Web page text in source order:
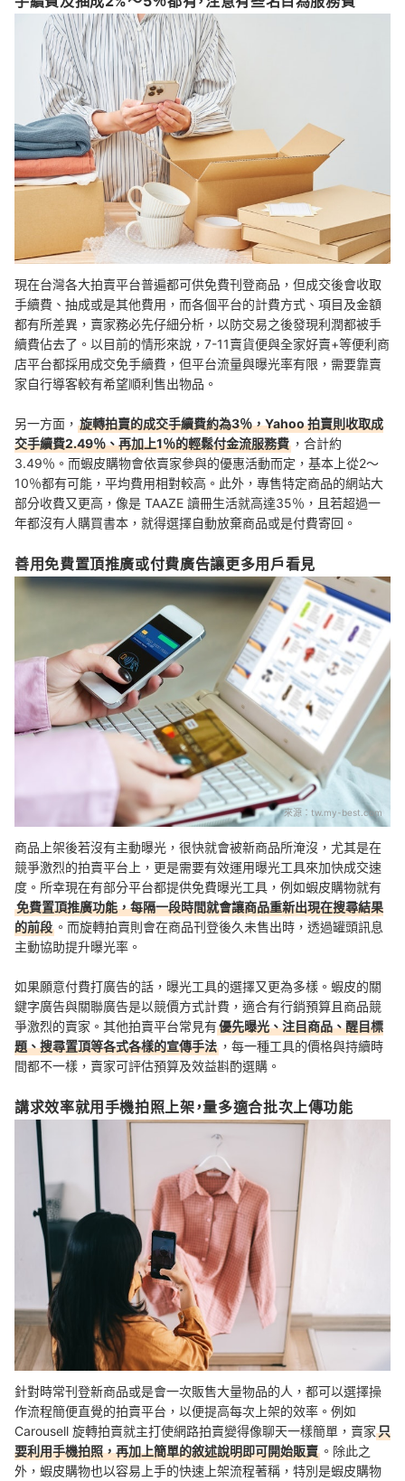
現在台灣各大拍賣平台普遍都可供免費刊登商品，但成交後會收取
手續費、抽成或是其他費用，而各個平台的計費方式、項目及金額
都有所差異，賣家務必先仔細分析，以防交易之後發現利潤都被手
續費佔去了。以目前的情形來說，7-11賣貨便與全家好賣+等便利商
店平台都採用成交免手續費，但平台流量與曝光率有限，需要靠賣
家自行導客較有希望順利售出物品。
另一方面， 旋轉拍賣的成交手續費約為3％，Yahoo 拍賣則收取成
交手續費2.49％、再加上1％的輕鬆付金流服務費 ，合計約
3.49％。而蝦皮購物會依賣家參與的優惠活動而定，基本上從2～
10％都有可能，平均費用相對較高。此外，專售特定商品的網站大
部分收費又更高，像是 TAAZE 讀冊生活就高達35％，且若超過一
年都沒有人購買書本，就得選擇自動放棄商品或是付費寄回。
善用免費置頂推廣或付費廣告讓更多用戶看見
來源： tw.my-best.com
商品上架後若沒有主動曝光，很快就會被新商品所淹沒，尤其是在
競爭激烈的拍賣平台上，更是需要有效運用曝光工具來加快成交速
度。所幸現在有部分平台都提供免費曝光工具，例如蝦皮購物就有
免費置頂推廣功能，每隔一段時間就會讓商品重新出現在搜尋結果
的前段 。而旋轉拍賣則會在商品刊登後久未售出時，透過罐頭訊息
主動協助提升曝光率。
如果願意付費打廣告的話，曝光工具的選擇又更為多樣。蝦皮的關
鍵字廣告與關聯廣告是以競價方式計費，適合有行銷預算且商品競
爭激烈的賣家。其他拍賣平台常見有優先曝光、注目商品、醒目標
題、搜尋置頂等各式各樣的宣傳手法 ，每一種工具的價格與持續時
間都不一樣，賣家可評估預算及效益斟酌選購。
講求效率就用手機拍照上架，量多適合批次上傳功能
針對時常刊登新商品或是會一次販售大量物品的人，都可以選擇操
作流程簡便直覺的拍賣平台，以便提高每次上架的效率。例如
Carousell 旋轉拍賣就主打使網路拍賣變得像聊天一樣簡單，賣家只
要利用手機拍照，再加上簡單的敘述說明即可開始販賣 。除此之
外，蝦皮購物也以容易上手的快速上架流程著稱，特別是蝦皮購物